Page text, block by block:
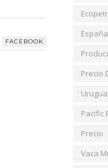
FACEBOOK
España
Precio
Pacific
Precio
Vaca